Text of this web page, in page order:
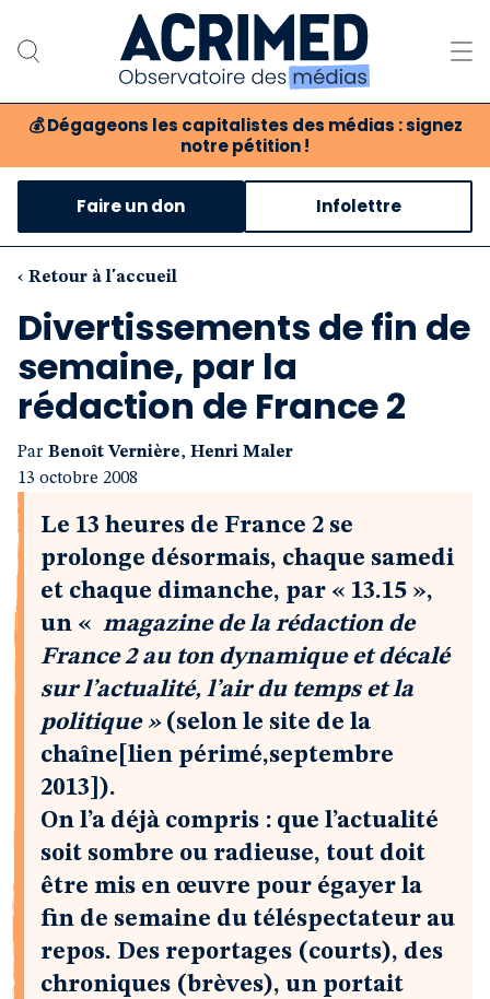
💰 Dégageons les capitalistes des médias : signez
notre pétition !
Notre association
Notre critique des médias
Nos propositions
Notre revue
Boutique
Faire un don Infolettre
‹ Retour à l'accueil
Divertissements de fin de
semaine, par la
rédaction de France 2
Par Benoît Vernière, Henri Maler
13 octobre 2008
Le 13 heures de France 2 se
prolonge désormais, chaque samedi
et chaque dimanche, par « 13.15 »,
un « magazine de la rédaction de
France 2 au ton dynamique et décalé
sur l’actualité, l’air du temps et la
politique » (selon le site de la
chaîne[lien périmé,septembre
2013]).
On l’a déjà compris : que l’actualité
soit sombre ou radieuse, tout doit
être mis en œuvre pour égayer la
fin de semaine du téléspectateur au
repos. Des reportages (courts), des
chroniques (brèves), un portait